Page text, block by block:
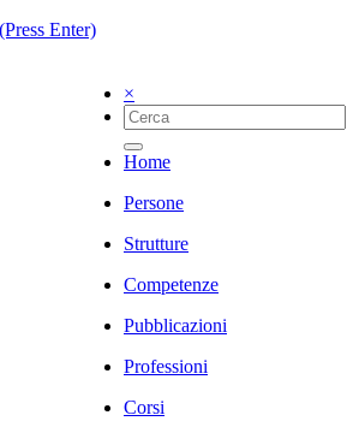
Enter)
×
Home
Persone
Strutture
Competenze
Pubblicazioni
Professioni
Corsi